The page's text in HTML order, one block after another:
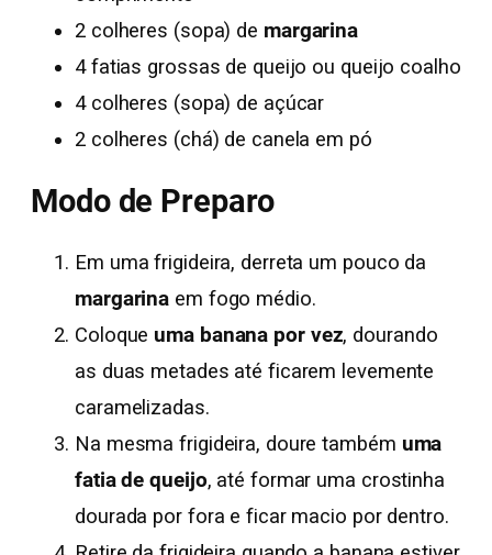
2 colheres (sopa) de margarina
4 fatias grossas de queijo ou queijo coalho
4 colheres (sopa) de açúcar
2 colheres (chá) de canela em pó
Modo de Preparo
Em uma frigideira, derreta um pouco da
margarina em fogo médio.
Coloque uma banana por vez, dourando
as duas metades até ficarem levemente
caramelizadas.
Na mesma frigideira, doure também uma
fatia de queijo, até formar uma crostinha
dourada por fora e ficar macio por dentro.